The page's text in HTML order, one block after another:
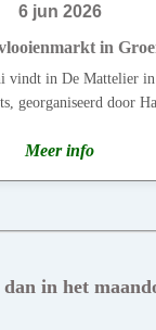
6 jun 2026
in
vindt in De Mattelier
georganiseerd door
Meer info
in het